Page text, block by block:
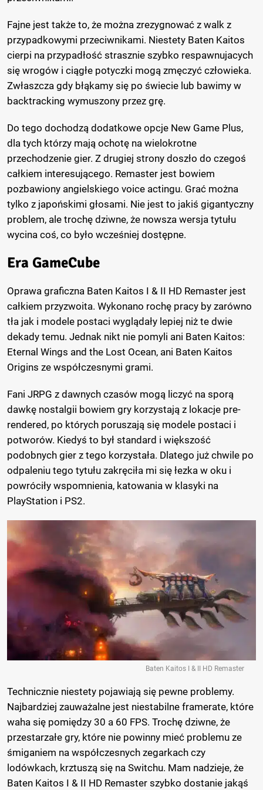
Fajne jest także to, że można zrezygnować z walk z
przypadkowymi przeciwnikami. Niestety Baten Kaitos
cierpi na przypadłość strasznie szybko respawnujacych
się wrogów i ciągłe potyczki mogą zmęczyć człowieka.
Zwłaszcza gdy błąkamy się po świecie lub bawimy w
backtracking wymuszony przez grę.
Do tego dochodzą dodatkowe opcje New Game Plus,
dla tych którzy mają ochotę na wielokrotne
przechodzenie gier. Z drugiej strony doszło do czegoś
całkiem interesującego. Remaster jest bowiem
pozbawiony angielskiego voice actingu. Grać można
tylko z japońskimi głosami. Nie jest to jakiś gigantyczny
problem, ale trochę dziwne, że nowsza wersja tytułu
wycina coś, co było wcześniej dostępne.
Era GameCube
Oprawa graficzna Baten Kaitos I & II HD Remaster jest
całkiem przyzwoita. Wykonano rochę pracy by zarówno
tła jak i modele postaci wyglądały lepiej niż te dwie
dekady temu. Jednak nikt nie pomyli ani Baten Kaitos:
Eternal Wings and the Lost Ocean, ani Baten Kaitos
Origins ze współczesnymi grami.
Fani JRPG z dawnych czasów mogą liczyć na sporą
dawkę nostalgii bowiem gry korzystają z lokacje pre-
rendered, po których poruszają się modele postaci i
potworów. Kiedyś to był standard i większość
podobnych gier z tego korzystała. Dlatego już chwile po
odpaleniu tego tytułu zakręciła mi się łezka w oku i
powróciły wspomnienia, katowania w klasyki na
PlayStation i PS2.
Baten Kaitos I & II HD Remaster
Technicznie niestety pojawiają się pewne problemy.
Najbardziej zauważalne jest niestabilne framerate, które
waha się pomiędzy 30 a 60 FPS. Trochę dziwne, że
przestarzałe gry, które nie powinny mieć problemu ze
śmiganiem na współczesnych zegarkach czy
lodówkach, krztuszą się na Switchu. Mam nadzieje, że
Baten Kaitos I & II HD Remaster szybko dostanie jakąś